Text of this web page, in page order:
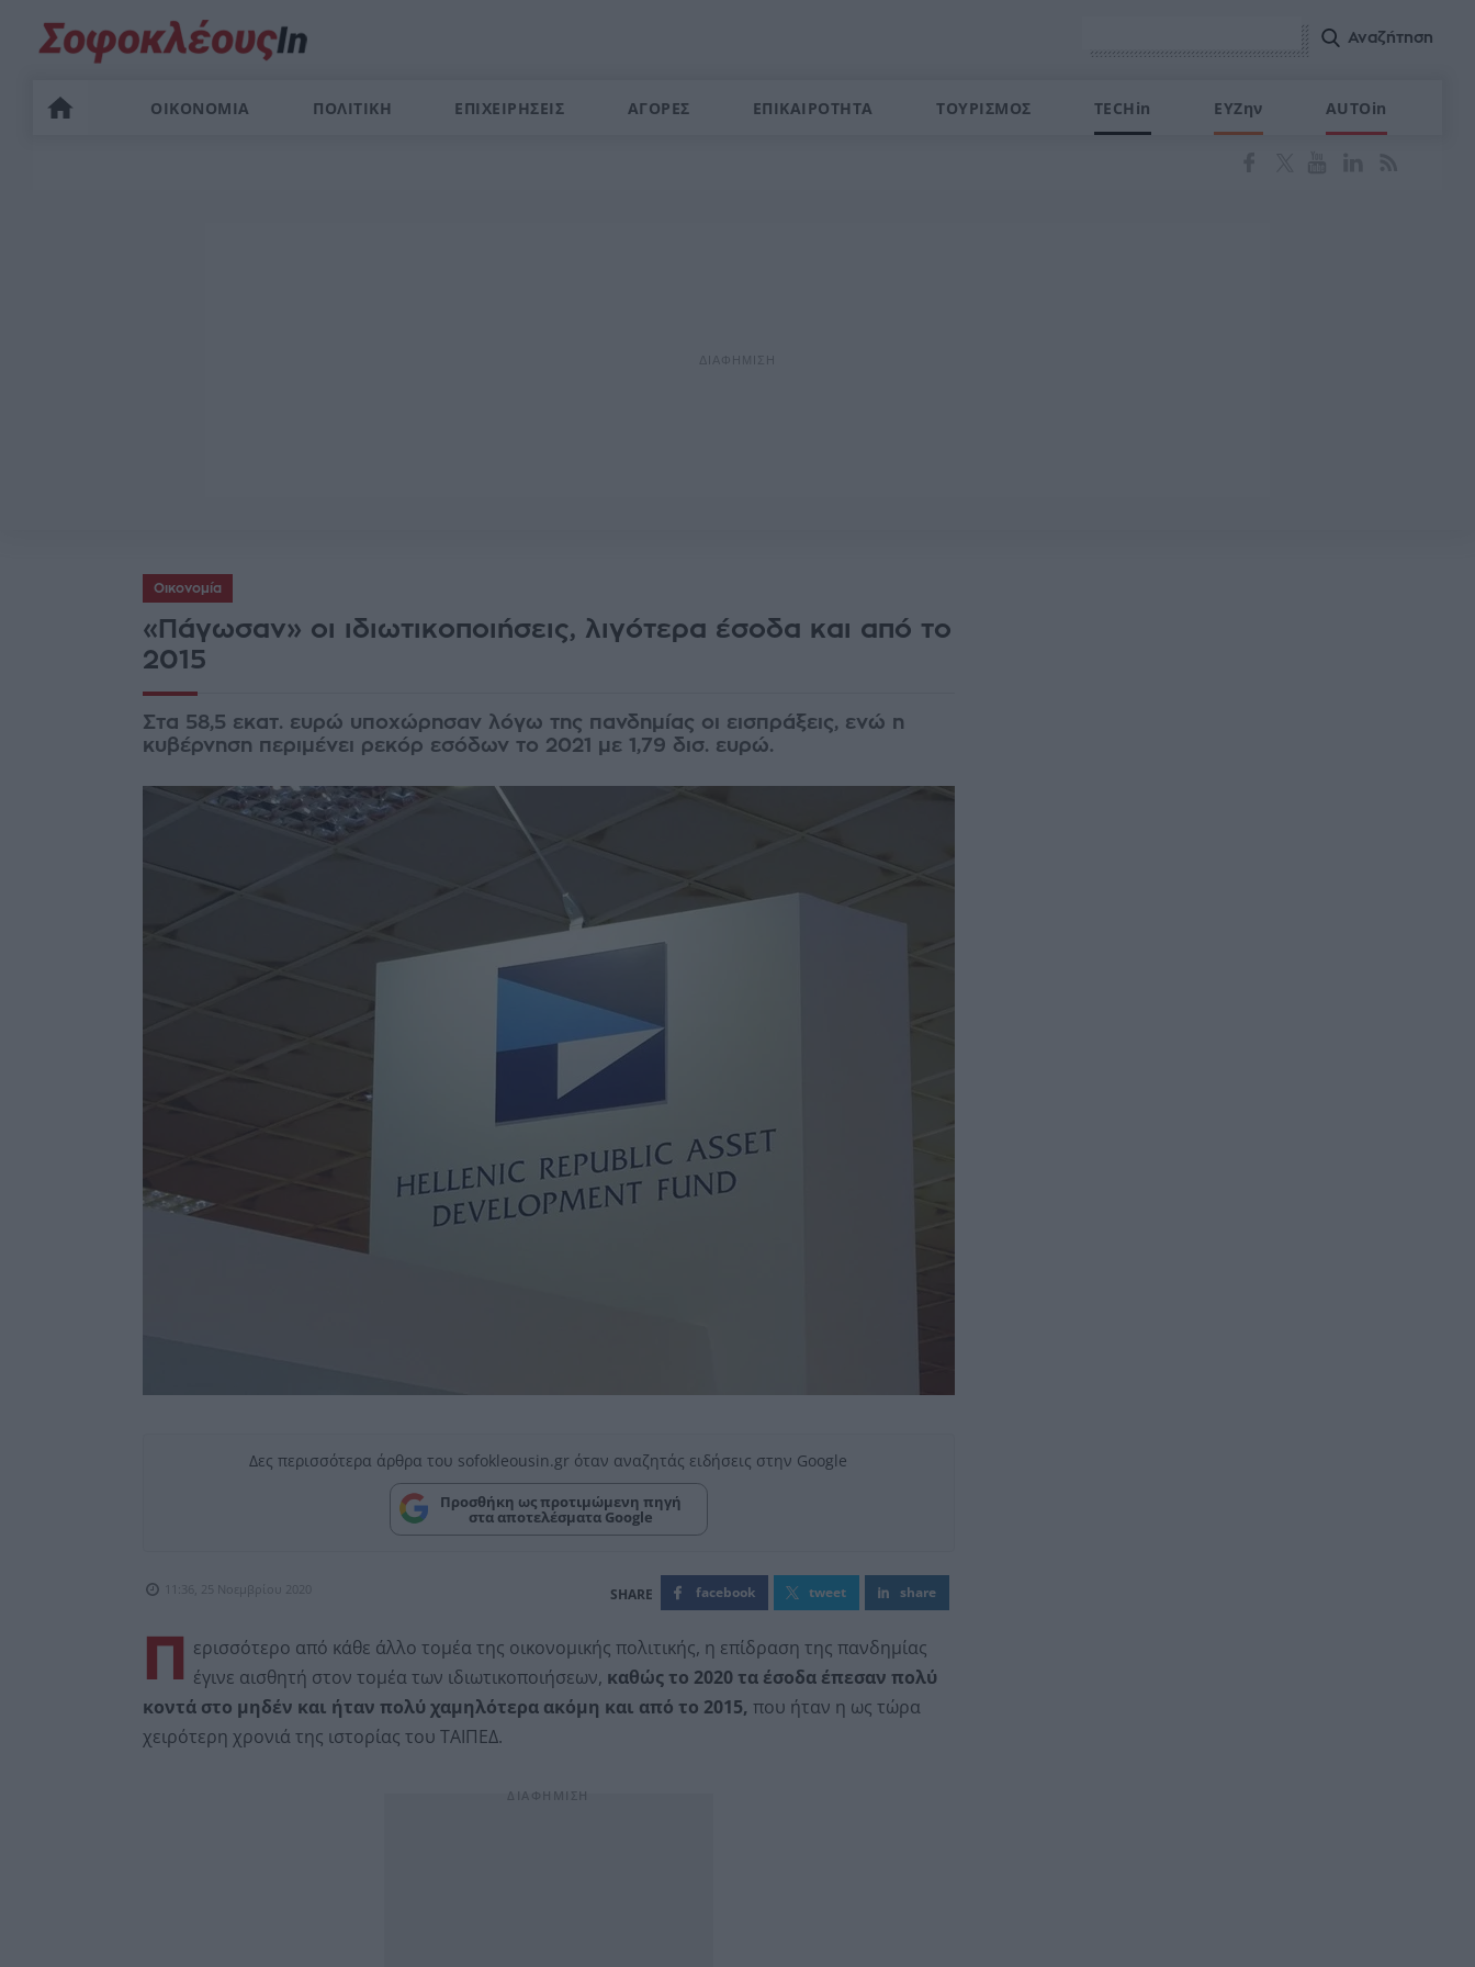
ΟΙΚΟΝΟΜΙΑ ΠΟΛΙΤΙΚΗ ΕΠΙΧΕΙΡΗΣΕΙΣ ΑΓΟΡΕΣ ΕΠΙΚΑΙΡΟΤΗΤΑ ΤΟΥΡΙΣΜΟΣ TECHin ΕΥΖην AUTOin
Οικονομία
«Πάγωσαν» οι ιδιωτικοποιήσεις, λιγότερα έσοδα και από το
2015
Στα 58,5 εκατ. ευρώ υποχώρησαν λόγω της πανδημίας οι εισπράξεις, ενώ η
κυβέρνηση περιμένει ρεκόρ εσόδων το 2021 με 1,79 δισ. ευρώ.
Δες περισσότερα άρθρα του sofokleousin.gr όταν αναζητάς ειδήσεις στην Google
Προσθήκη ως προτιμώμενη πηγή
στα αποτελέσματα Google
11:36, 25 Νοεμβρίου 2020 facebook tweet share
Π
ερισσότερο από κάθε άλλο τομέα της οικονομικής πολιτικής, η επίδραση της πανδημίας
έγινε αισθητή στον τομέα των ιδιωτικοποιήσεων, καθώς το 2020 τα έσοδα έπεσαν πολύ
κοντά στο μηδέν και ήταν πολύ χαμηλότερα ακόμη και από το 2015, που ήταν η ως τώρα
χειρότερη χρονιά της ιστορίας του ΤΑΙΠΕΔ.